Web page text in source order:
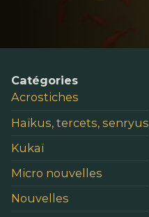
Catégories
Acrostiches
Haïkus, tercets, senryus
Kukaï
Micro nouvelles
Nouvelles